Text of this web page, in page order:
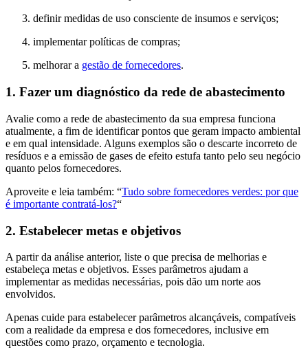
definir medidas de uso consciente de insumos e serviços;
implementar políticas de compras;
melhorar a gestão de fornecedores.
1. Fazer um diagnóstico da rede de abastecimento
Avalie como a rede de abastecimento da sua empresa funciona
atualmente, a fim de identificar pontos que geram impacto ambiental
e em qual intensidade. Alguns exemplos são o descarte incorreto de
resíduos e a emissão de gases de efeito estufa tanto pelo seu negócio
quanto pelos fornecedores.
Aproveite e leia também: “Tudo sobre fornecedores verdes: por que
é importante contratá-los?“
2. Estabelecer metas e objetivos
A partir da análise anterior, liste o que precisa de melhorias e
estabeleça metas e objetivos. Esses parâmetros ajudam a
implementar as medidas necessárias, pois dão um norte aos
envolvidos.
Apenas cuide para estabelecer parâmetros alcançáveis, compatíveis
com a realidade da empresa e dos fornecedores, inclusive em
questões como prazo, orçamento e tecnologia.